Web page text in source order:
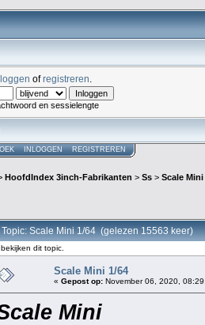
ofregistreren
en sessielengte
INLOGGEN REGISTREREN
HoofdIndex 3inch-Fabrikanten > Ss > Scale Mini
Topic: Scale Mini 1/64 (gelezen 15563 keer)
dit topic.
Scale Mini 1/64
« Gepost op: November 06, 2020,
Mini